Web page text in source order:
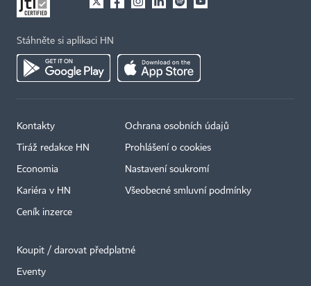
Stáhněte si aplikaci HN
Kontakty
Tiráž redakce HN
Economia
Kariéra v HN
Ceník inzerce
Ochrana osobních údajů
Prohlášení o cookies
Nastavení soukromí
Všeobecné smluvní podmínky
Koupit / darovat předplatné
Eventy